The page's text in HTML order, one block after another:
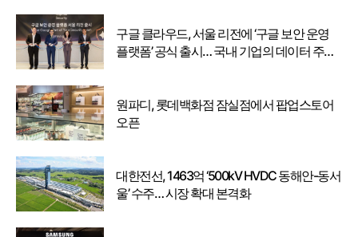
구글 클라우드, 서울 리전에 ‘구글 보안 운영
플랫폼’ 공식 출시… 국내 기업의 데이터 주권
원파디, 롯데백화점 잠실점에서 팝업스토어
오픈
대한전선, 1463억 ‘500kV HVDC 동해안-동서
울’ 수주… 시장 확대 본격화